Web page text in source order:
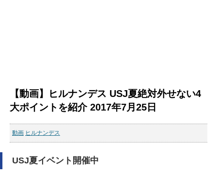
【動画】ヒルナンデス USJ夏絶対外せない4
大ポイントを紹介 2017年7月25日
動画 ヒルナンデス
USJ夏イベント開催中